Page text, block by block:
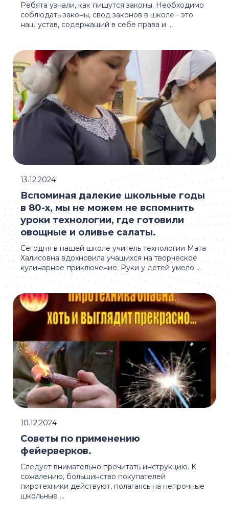
Ребята узнали, как пишутся законы. Необходимо
соблюдать законы, свод законов в школе - это
наш устав, содержащий в себе права и ...
Сегодня в нашей школе учитель технологии Мата
Халисовна вдохновила учащихся на творческое
кулинарное приключение. Руки у детей умело ...
Вспоминая далекие школьные годы
в 80-х, мы не можем не вспомнить
уроки технологии, где готовили
овощные и оливье салаты.
13.12.2024
Следует внимательно прочитать инструкцию. К
сожалению, большинство покупателей
пиротехники действуют, полагаясь на непрочные
школьные ...
Советы по применению
фейерверков.
10.12.2024